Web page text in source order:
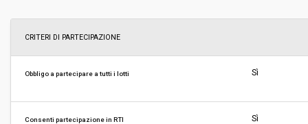
Data pubblicazione:
Svolgimento:
CRITERI DI PARTECIPAZIONE
Obbligo a partecipare a tutti i lotti Sì
Consenti partecipazione in RTI Sì